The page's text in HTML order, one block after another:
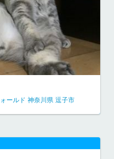
ールド 神奈川県 逗子市